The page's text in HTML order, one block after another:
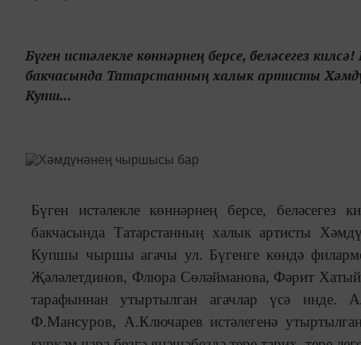
Бүген истәлекле көннәрнең берсе, беләсегез
бакчасында Татарстанның халык артисты
Купш...
Бүген истәлекле көннәрнең берсе, беләсегез
бакчасында Татарстанның халык артисты
Купшы чыршы агачы ул. Бүгенге көндә
Җәләлетдинов, Флюра Сөләйманова, Фәрит
тарафыннан утыртылган агачлар үсә
Ф.Мансуров, А.Ключарев истәлегенә